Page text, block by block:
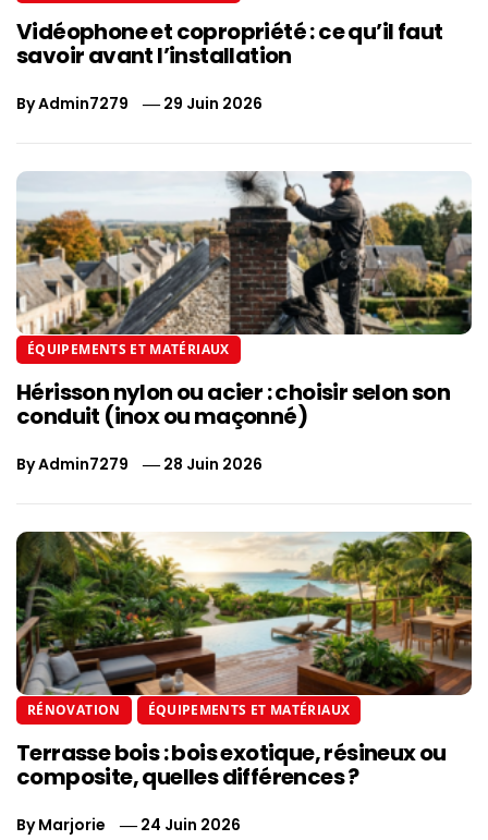
Vidéophone et copropriété : ce qu’il faut
savoir avant l’installation
ByAdmin7279 29 Juin 2026
ÉQUIPEMENTS ET MATÉRIAUX
Hérisson nylon ou acier : choisir selon son
conduit (inox ou maçonné)
ByAdmin7279 28 Juin 2026
RÉNOVATION ÉQUIPEMENTS ET MATÉRIAUX
Terrasse bois : bois exotique, résineux ou
composite, quelles différences ?
ByMarjorie 24 Juin 2026